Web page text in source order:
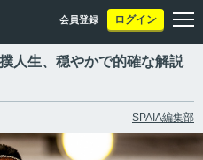
会員登録 ログイン
人生、穏やかで的確な解説
SPAIA編集部